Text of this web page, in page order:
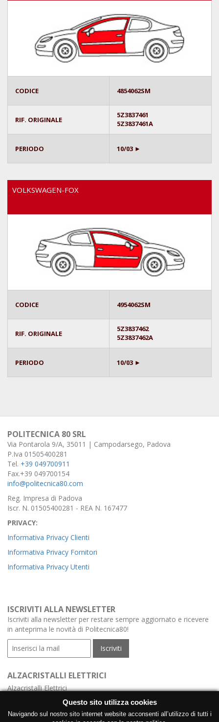
CODICE 4854062SM
RIF. ORIGINALE
5Z3837461
5Z3837461A
PERIODO 10/03 ►
VOLKSWAGEN-FOX
CODICE 4954062SM
RIF. ORIGINALE
5Z3837462
5Z3837462A
PERIODO 10/03 ►
POLITECNICA 80 SRL
Via Pontarola 9/A, 35011 | Campodarsego, Padova
P.Iva 01505400281
Tel. +39 049700911
Fax.+39 049700154
info@politecnica80.com
Reg. Impresa di Padova
Iscr. N. 01505400281 - REA N. 167477
PRIVACY:
Informativa Privacy Clienti
Informativa Privacy Fornitori
Informativa Privacy Utenti
ISCRIVITI ALLA NEWSLETTER
Iscriviti alla newsletter per restare sempre aggiornato e ricevere
in anteprima le novità di Politecnica80!
ALZACRISTALLI ELETTRICI
Alzacristalli Elettrici
Alzacristalli Elettrici Meccanismo
Alzacristalli Elettrici con Centralina
Questo sito utilizza cookies
Navigando sul nostro sito internet website acconsenti all’utilizzo di tutti i